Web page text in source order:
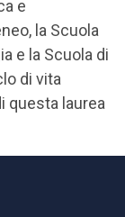
e
la Scuola
e la Scuola di
di vita
questa laurea